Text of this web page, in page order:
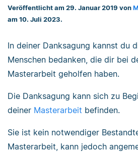
Veröffentlicht am 29. Januar 2019 von
am 10. Juli 2023.
In deiner Danksagung kannst du
Menschen bedanken, die dir bei
Masterarbeit geholfen haben.
Die Danksagung kann sich zu
deiner Masterarbeit befinden.
Sie ist kein notwendiger
Masterarbeit, kann jedoch